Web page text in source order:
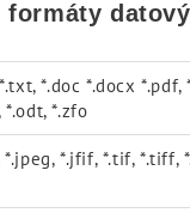
formáty
*.doc *.docx *.pdf,
*.odt, *.zfo
*.jpeg, *.jfif, *.tif, *.tiff,